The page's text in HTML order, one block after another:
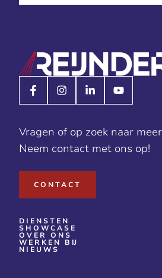
Vragen of op zoek naar
Neem contact met ons op!
CONTACT
DIENSTEN
SHOWCASE
OVER ONS
WERKEN BIJ
NIEUWS